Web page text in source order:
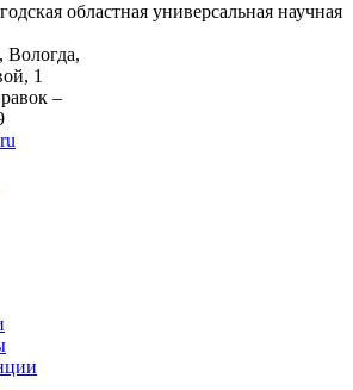
областная универсальная научная
Вологда,
1
–